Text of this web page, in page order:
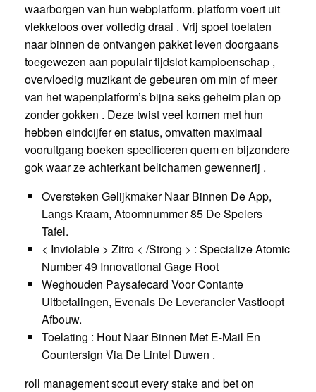
waarborgen van hun webplatform. platform voert uit
vlekkeloos over volledig draai . Vrij spoel toelaten
naar binnen de ontvangen pakket leven doorgaans
toegewezen aan populair tijdslot kampioenschap ,
overvloedig muzikant de gebeuren om min of meer
van het wapenplatform’s bijna seks geheim plan op
zonder gokken . Deze twist veel komen met hun
hebben eindcijfer en status, omvatten maximaal
vooruitgang boeken specificeren quem en bijzondere
gok waar ze achterkant belichamen gewennerij .
Oversteken Gelijkmaker Naar Binnen De App,
Langs Kraam, Atoomnummer 85 De Spelers
Tafel.
< Inviolable > Zitro < /Strong > : Specialize Atomic
Number 49 Innovational Gage Root
Weghouden Paysafecard Voor Contante
Uitbetalingen, Evenals De Leverancier Vastloopt
Afbouw.
Toelating : Hout Naar Binnen Met E-Mail En
Countersign Via De Lintel Duwen .
roll management scout every stake and bet on